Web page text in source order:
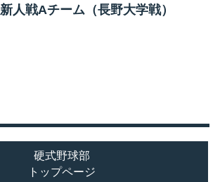
新人戦Aチーム（長野大学戦）
硬式野球部
トップページ